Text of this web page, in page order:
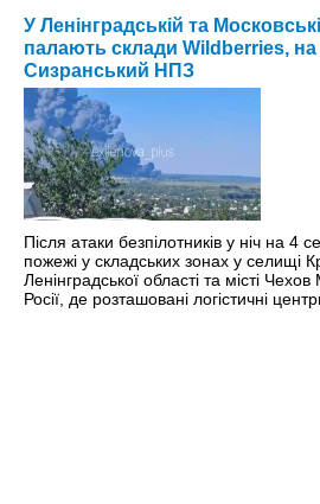
У Ленінградській та
палають склади Wildberries,
Сизранський НПЗ
Після атаки безпілотників у ніч на 4
пожежі у складських зонах у селищі
Ленінградської області та місті Чехов
Росії, де розташовані логістичні